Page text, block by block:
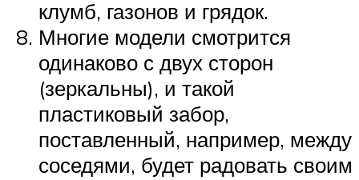
клумб, газонов и грядок.
Многие модели смотрится
одинаково с двух сторон
(зеркальны), и такой
пластиковый забор,
поставленный, например, между
соседями, будет радовать своим